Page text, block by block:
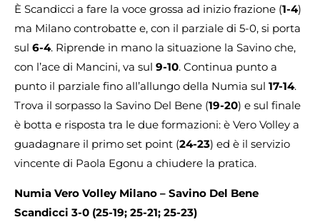
È Scandicci a fare la voce grossa ad inizio frazione (1-4)
ma Milano controbatte e, con il parziale di 5-0, si porta
sul 6-4. Riprende in mano la situazione la Savino che,
con l’ace di Mancini, va sul 9-10. Continua punto a
punto il parziale fino all’allungo della Numia sul 17-14.
Trova il sorpasso la Savino Del Bene (19-20) e sul finale
è botta e risposta tra le due formazioni: è Vero Volley a
guadagnare il primo set point (24-23) ed è il servizio
vincente di Paola Egonu a chiudere la pratica.
Numia Vero Volley Milano – Savino Del Bene
Scandicci 3-0 (25-19; 25-21; 25-23)